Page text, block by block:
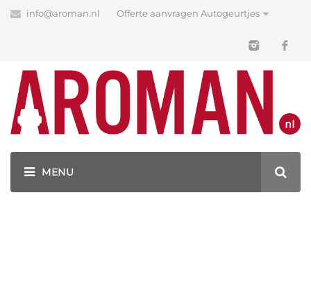
info@aroman.nl Offerte aanvragen Autogeurtjes
Blog
Latest News
GEURHANGERS BEDRUKKEN MET JOUW LOGO!